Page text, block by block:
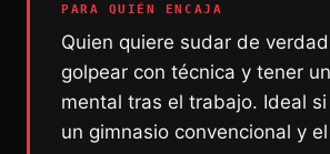
PARA QUIÉN ENCAJA
Quien quiere sudar de
golpear con técnica y tener
mental tras el trabajo. Ideal
un gimnasio convencional y